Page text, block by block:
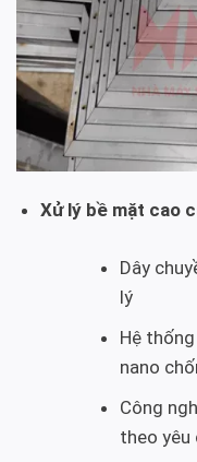
Xử lý bề mặt cao
Dây
lý
Hệ
nano
Công
theo yêu